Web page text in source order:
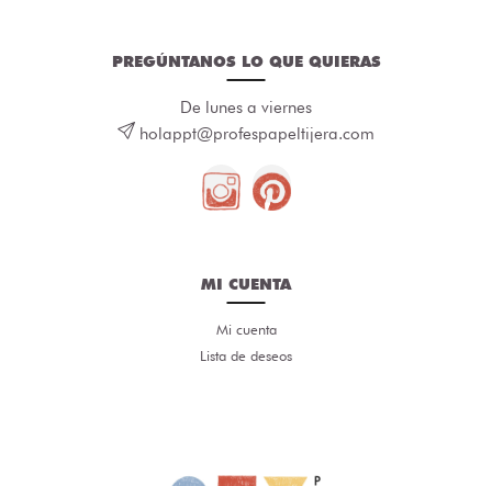
PREGÚNTANOS LO QUE QUIERAS
De lunes a viernes
holappt@profespapeltijera.com
MI CUENTA
Mi cuenta
Lista de deseos